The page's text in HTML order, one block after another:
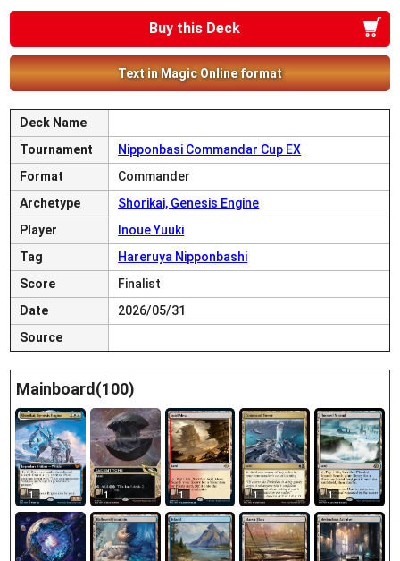
Buy this Deck
Text in Magic Online format
Deck Name
Tournament
Nipponbasi Commandar Cup EX
Format
Commander
Archetype
Shorikai, Genesis Engine
Player
Inoue Yuuki
Tag
Hareruya Nipponbashi
Score
Finalist
Date
2026/05/31
Source
Mainboard(100)
1 1 1 1 1